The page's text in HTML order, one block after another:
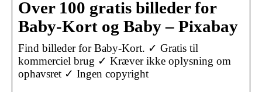
Over 100 gratis billeder for
Baby-Kort og Baby – Pixabay
Find billeder for Baby-Kort. ✓ Gratis til
kommerciel brug ✓ Kræver ikke oplysning om
ophavsret ✓ Ingen copyright